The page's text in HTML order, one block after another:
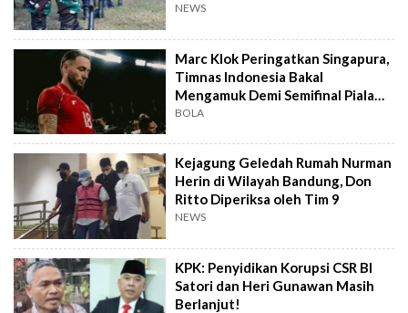
NEWS
Marc Klok Peringatkan Singapura,
Timnas Indonesia Bakal
Mengamuk Demi Semifinal Piala
AFF 2026
BOLA
Kejagung Geledah Rumah Nurman
Herin di Wilayah Bandung, Don
Ritto Diperiksa oleh Tim 9
NEWS
KPK: Penyidikan Korupsi CSR BI
Satori dan Heri Gunawan Masih
Berlanjut!